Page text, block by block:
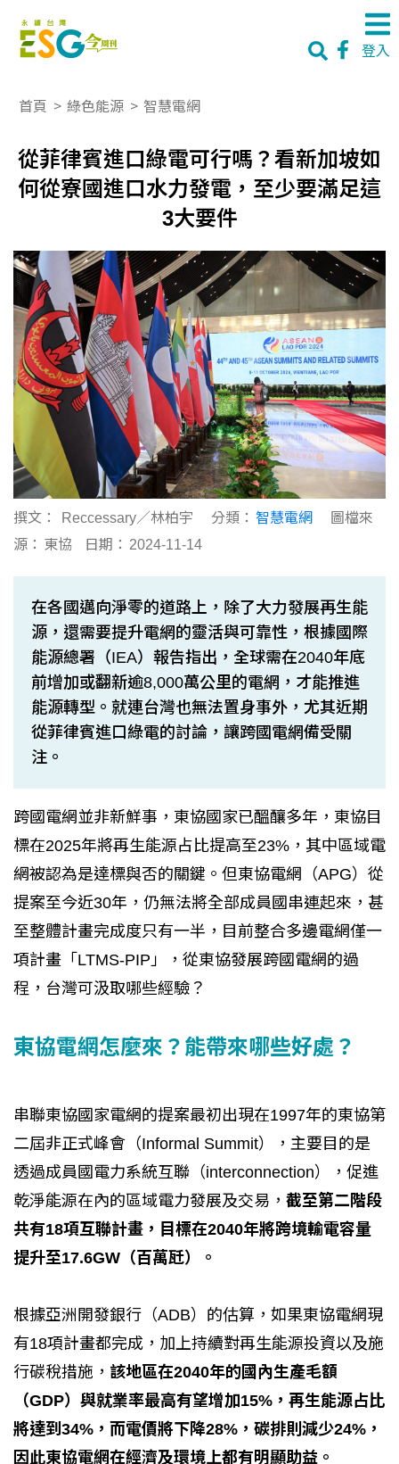
登入
首頁 > 綠色能源 > 智慧電網
從菲律賓進口綠電可行嗎？看新加坡如
何從寮國進口水力發電，至少要滿足這
3大要件
撰文： Reccessary／林柏宇 分類： 智慧電網
圖檔來
源： 東協 日期： 2024-11-14
在各國邁向淨零的道路上，除了大力發展再生能
源，還需要提升電網的靈活與可靠性，根據國際
能源總署（IEA）報告指出，全球需在2040年底
前增加或翻新逾8,000萬公里的電網，才能推進
能源轉型。就連台灣也無法置身事外，尤其近期
從菲律賓進口綠電的討論，讓跨國電網備受關
注。
跨國電網並非新鮮事，東協國家已醞釀多年，東協目
標在2025年將再生能源占比提高至23%，其中區域電
網被認為是達標與否的關鍵。但東協電網（APG）從
提案至今近30年，仍無法將全部成員國串連起來，甚
至整體計畫完成度只有一半，目前整合多邊電網僅一
項計畫「LTMS-PIP」，從東協發展跨國電網的過
程，台灣可汲取哪些經驗？
東協電網怎麼來？能帶來哪些好處？
串聯東協國家電網的提案最初出現在1997年的東協第
二屆非正式峰會（Informal Summit），主要目的是
透過成員國電力系統互聯（interconnection），促進
乾淨能源在內的區域電力發展及交易， 截至第二階段
共有18項互聯計畫，目標在2040年將跨境輸電容量
提升至17.6GW（百萬瓩）。
根據亞洲開發銀行（ADB）的估算，如果東協電網現
有18項計畫都完成，加上持續對再生能源投資以及施
行碳稅措施， 該地區在2040年的國內生產毛額
（GDP）與就業率最高有望增加15%，再生能源占比
將達到34%，而電價將下降28%，碳排則減少24%，
因此東協電網在經濟及環境上都有明顯助益。